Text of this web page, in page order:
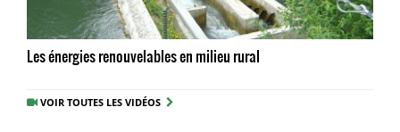
Les énergies renouvelables en milieu rural
VOIR TOUTES LES VIDÉOS